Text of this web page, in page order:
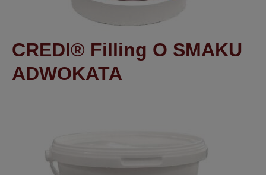
CREDI® Filling O SMAKU
ADWOKATA